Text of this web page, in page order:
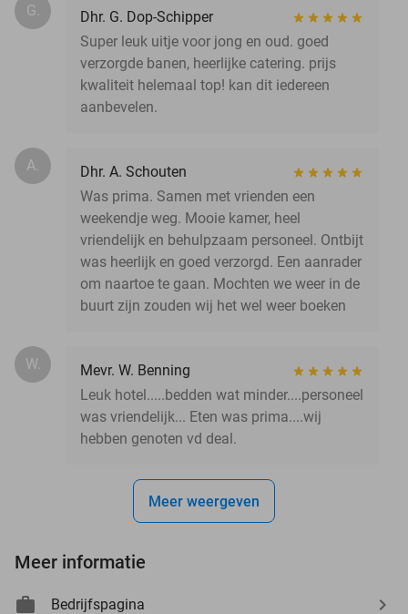
G.
Dhr. G. Dop-Schipper
Super leuk uitje voor jong en oud. goed
verzorgde banen, heerlijke catering. prijs
kwaliteit helemaal top! kan dit iedereen
aanbevelen.
A.
Dhr. A. Schouten
Was prima. Samen met vrienden een
weekendje weg. Mooie kamer, heel
vriendelijk en behulpzaam personeel. Ontbijt
was heerlijk en goed verzorgd. Een aanrader
om naartoe te gaan. Mochten we weer in de
buurt zijn zouden wij het wel weer boeken
W.
Mevr. W. Benning
Leuk hotel.....bedden wat minder....personeel
was vriendelijk... Eten was prima....wij
hebben genoten vd deal.
Meer weergeven
Meer informatie
Bedrijfspagina